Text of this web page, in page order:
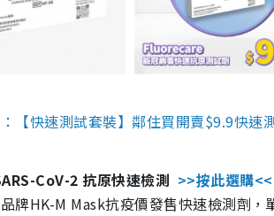
【快速測試套裝】鄰住買開賣$9.9快速
CoV-2 抗原快速檢測 >>按此選購<<
牌HK-M Mask抗疫價發售快速檢測劑